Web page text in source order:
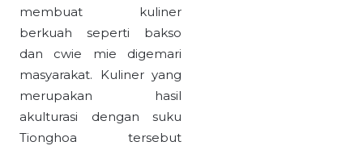
membuat kuliner
berkuah seperti bakso
dan cwie mie digemari
masyarakat. Kuliner yang
merupakan hasil
akulturasi dengan suku
Tionghoa tersebut